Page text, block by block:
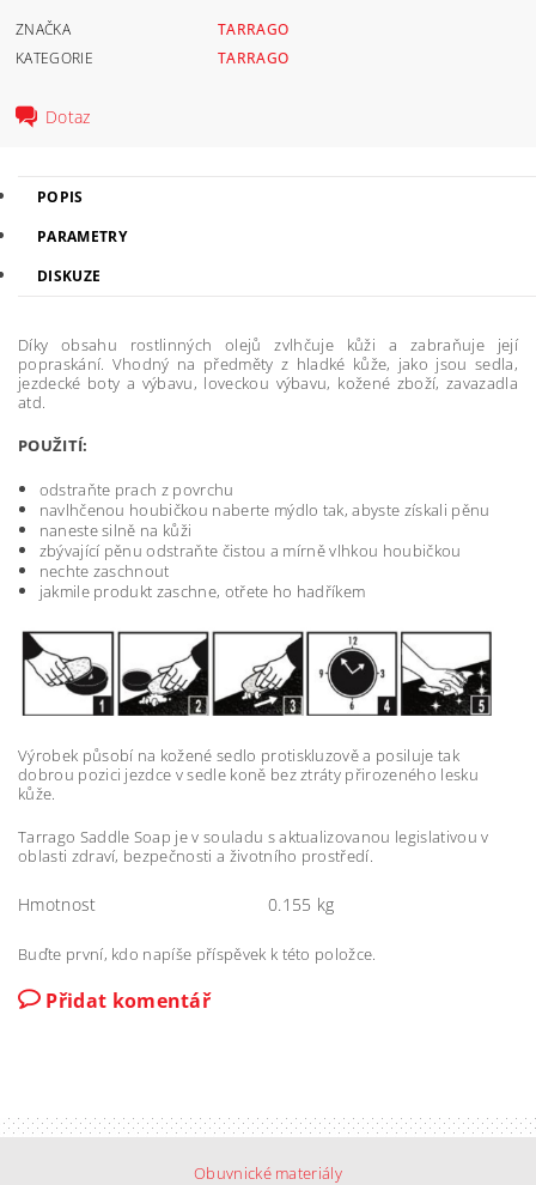
ZNAČKA
TARRAGO
KATEGORIE
TARRAGO
Dotaz
POPIS
PARAMETRY
DISKUZE
Díky obsahu rostlinných olejů zvlhčuje kůži a zabraňuje její
popraskání. Vhodný na předměty z hladké kůže, jako jsou sedla,
jezdecké boty a výbavu, loveckou výbavu, kožené zboží, zavazadla
atd.
POUŽITÍ:
odstraňte prach z povrchu
navlhčenou houbičkou naberte mýdlo tak, abyste získali pěnu
naneste silně na kůži
zbývající pěnu odstraňte čistou a mírně vlhkou houbičkou
nechte zaschnout
jakmile produkt zaschne, otřete ho hadříkem
Výrobek působí na kožené sedlo protiskluzově a posiluje tak
dobrou pozici jezdce v sedle koně bez ztráty přirozeného lesku
kůže.
Tarrago Saddle Soap je v souladu s aktualizovanou legislativou v
oblasti zdraví, bezpečnosti a životního prostředí.
Hmotnost 0.155 kg
Buďte první, kdo napíše příspěvek k této položce.
Přidat komentář
Obuvnické materiály